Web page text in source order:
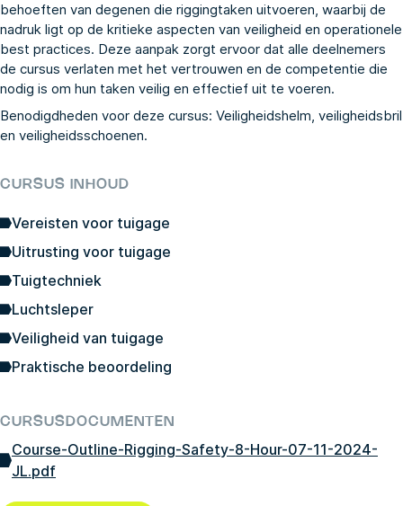
behoeften van degenen die riggingtaken uitvoeren, waarbij de
nadruk ligt op de kritieke aspecten van veiligheid en operationele
best practices. Deze aanpak zorgt ervoor dat alle deelnemers
de cursus verlaten met het vertrouwen en de competentie die
nodig is om hun taken veilig en effectief uit te voeren.
Benodigdheden voor deze cursus: Veiligheidshelm, veiligheidsbril
en veiligheidsschoenen.
CURSUS INHOUD
Vereisten voor tuigage
Uitrusting voor tuigage
Tuigtechniek
Luchtsleper
Veiligheid van tuigage
Praktische beoordeling
CURSUSDOCUMENTEN
Course-Outline-Rigging-Safety-8-Hour-07-11-2024-
JL.pdf